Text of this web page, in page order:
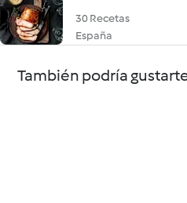
30 Recetas
España
También podría